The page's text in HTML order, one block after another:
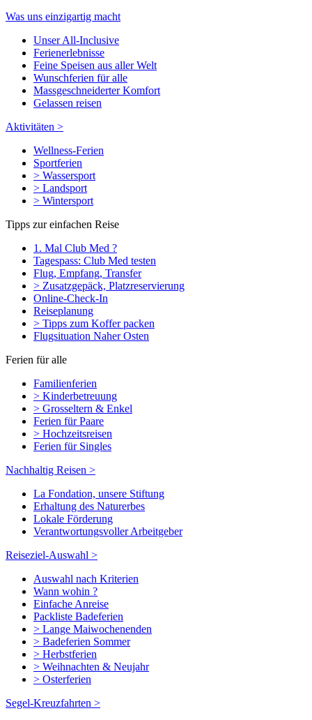
Was uns einzigartig macht
Unser All-Inclusive
Ferienerlebnisse
Feine Speisen aus aller Welt
Wunschferien für alle
Massgeschneiderter Komfort
Gelassen reisen
Aktivitäten >
Wellness-Ferien
Sportferien
> Wassersport
> Landsport
> Wintersport
Tipps zur einfachen Reise
1. Mal Club Med ?
Tagespass: Club Med testen
Flug, Empfang, Transfer
> Zusatzgepäck, Platzreservierung
Online-Check-In
Reiseplanung
> Tipps zum Koffer packen
Flugsituation Naher Osten
Ferien für alle
Familienferien
> Kinderbetreuung
> Grosseltern & Enkel
Ferien für Paare
> Hochzeitsreisen
Ferien für Singles
Nachhaltig Reisen >
La Fondation, unsere Stiftung
Erhaltung des Naturerbes
Lokale Förderung
Verantwortungsvoller Arbeitgeber
Reiseziel-Auswahl >
Auswahl nach Kriterien
Wann wohin ?
Einfache Anreise
Packliste Badeferien
> Lange Maiwochenenden
> Badeferien Sommer
> Herbstferien
> Weihnachten & Neujahr
> Osterferien
Segel-Kreuzfahrten >